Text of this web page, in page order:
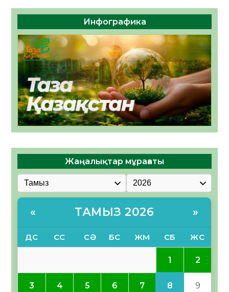
Инфографика
Жаңалықтар мұрағаты
« ТАМЫЗ 2026 »
ДС СС СӘ БС ЖМ СБ ЖС
1 2
3 4 5 6 7 8 9